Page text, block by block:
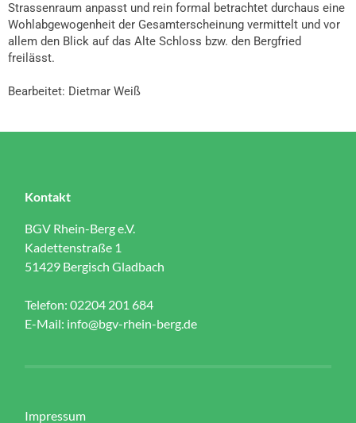
Strassenraum anpasst und rein formal betrachtet durchaus eine
Wohlabgewogenheit der Gesamterscheinung vermittelt und vor
allem den Blick auf das Alte Schloss bzw. den Bergfried
freilässt.
Bearbeitet: Dietmar Weiß
Kontakt
BGV Rhein-Berg e.V.
Kadettenstraße 1
51429 Bergisch Gladbach
Telefon: 02204 201 684
E-Mail: info@bgv-rhein-berg.de
Impressum